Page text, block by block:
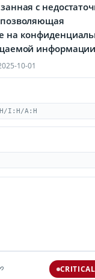
с
на
10-01
I:H/A:H
CRITICAL